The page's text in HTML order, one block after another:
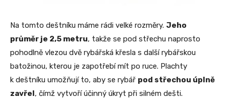
Na tomto deštníku máme rádi velké rozměry. Jeho
průměr je 2,5 metru, takže se pod střechu naprosto
pohodlně vlezou dvě rybářská křesla s další rybářskou
batožinou, kterou je zapotřebí mít po ruce. Plachty
k deštníku umožňují to, aby se rybář pod střechou úplně
zavřel, čímž vytvoří účinný úkryt při silném dešti.